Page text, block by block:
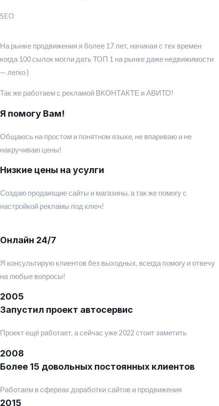
SEO
На рынке продвижения я более 17 лет, начиная с тех времен
когда 100 сылок могли дать ТОП 1 на рынке даже недвижимости
— легко )
Так же работаем с рекламой ВКОНТАКТЕ и АВИТО!
Я помогу Вам!
Общаюсь на простом и понятном языке, не впариваю и не
накручиваю цены!
Низкие цены на усулги
Создаю продающие сайты и магазины, а так же помогу с
настройкой рекламы под ключ!
Онлайн 24/7
Я консультирую клиентов без выходных, всегда помогу и отвечу
на любые вопросы!
2005
Запустил проект автосервис
Проект ещё работает, а сейчас уже 2022 стоит заметить
2008
Более 15 довольных постоянных клиентов
Работаем в сфереах доработки сайтов и продвижения
2015